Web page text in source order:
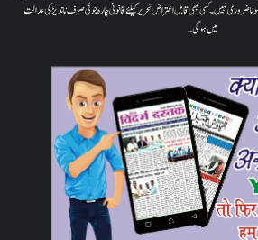
ضروری نہیں۔ کسی بھی قابل اعتراض تحریر کیلئے قانونی چارہ جوئی صرف ناندیڑ کی عدالت
میں ہوگی۔